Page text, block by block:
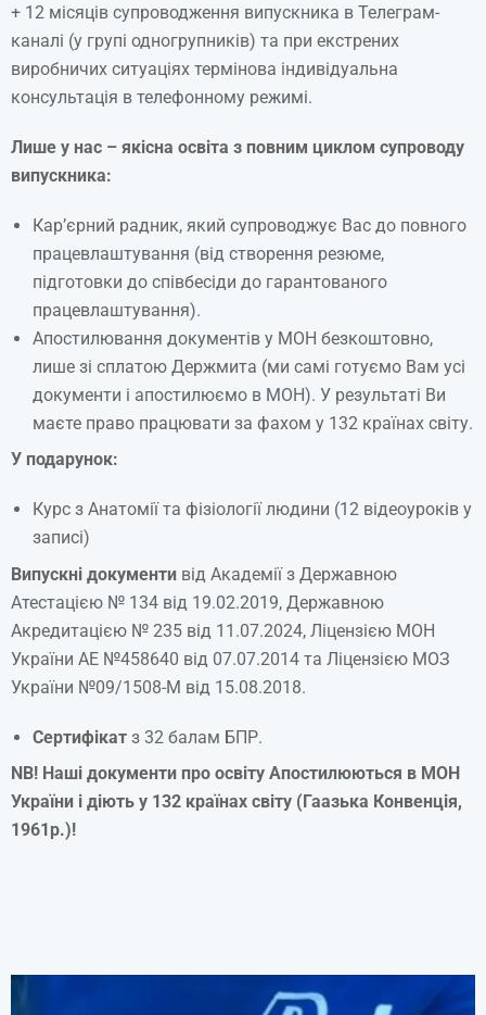
+ 12 місяців супроводження випускника в Телеграм-
каналі (у групі одногрупників) та при екстрених
виробничих ситуаціях термінова індивідуальна
консультація в телефонному режимі.
Лише у нас – якісна освіта з повним циклом супроводу
випускника:
Кар’єрний радник, який супроводжує Вас до повного
працевлаштування (від створення резюме,
підготовки до співбесіди до гарантованого
працевлаштування).
Апостилювання документів у МОН безкоштовно,
лише зі сплатою Держмита (ми самі готуємо Вам усі
документи і апостилюємо в МОН). У результаті Ви
маєте право працювати за фахом у 132 країнах світу.
У подарунок:
Курс з Анатомії та фізіології людини (12 відеоуроків у
записі)
Випускні документи від Академії з Державною
Атестацією № 134 від 19.02.2019, Державною
Акредитацією № 235 від 11.07.2024, Ліцензією МОН
України АЕ №458640 від 07.07.2014 та Ліцензією МОЗ
України №09/1508-М від 15.08.2018.
Сертифікат з 32 балам БПР.
NB! Наші документи про освіту Апостилюються в МОН
України і діють у 132 країнах світу (Гаазька Конвенція,
1961р.)!